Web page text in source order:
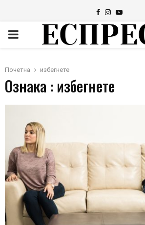
Facebook
Instagram
Youtube
PRIMARY
Почетна избегнете
Ознака : избегнете